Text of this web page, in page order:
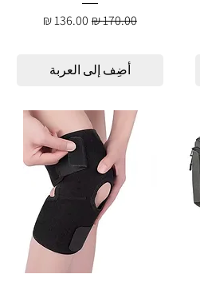
سعر عادي‏170.00 ₪ سعر البيع
أضِف إلى العربة